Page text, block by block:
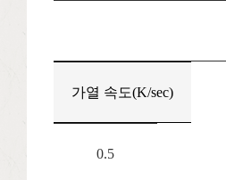
가열 속도(K/sec)
0.5